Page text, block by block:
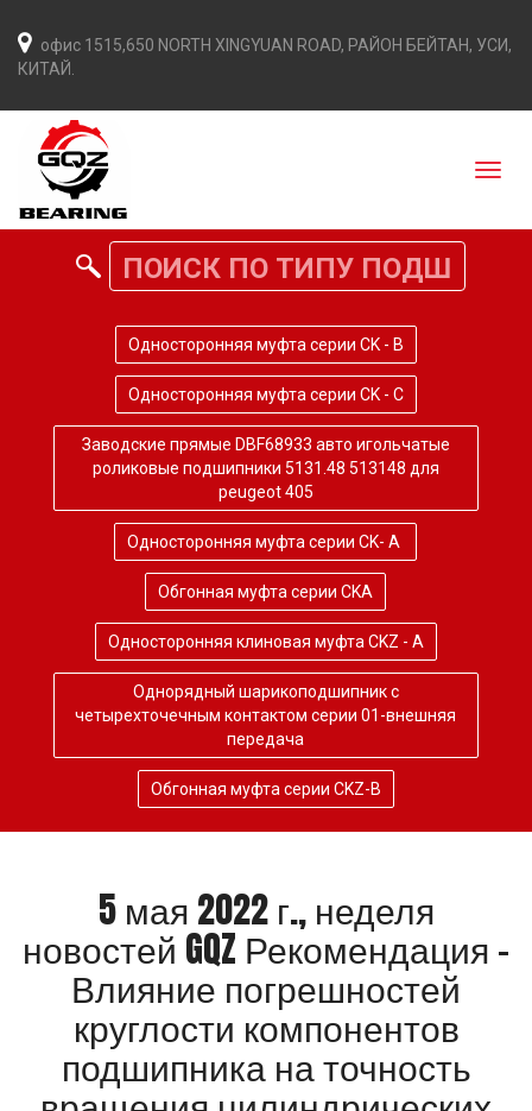
офис 1515,650 NORTH XINGYUAN ROAD, РАЙОН БЕЙТАН, УСИ,
КИТАЙ.
Односторонняя муфта серии CK - B
Односторонняя муфта серии CK - C
Заводские прямые DBF68933 авто игольчатые
роликовые подшипники 5131.48 513148 для
peugeot 405
Односторонняя муфта серии CK- A
Обгонная муфта серии CKA
Односторонняя клиновая муфта CKZ - A
Однорядный шарикоподшипник с
четырехточечным контактом серии 01-внешняя
передача
Обгонная муфта серии CKZ-B
5 мая 2022 г., неделя
новостей GQZ Рекомендация -
Влияние погрешностей
круглости компонентов
подшипника на точность